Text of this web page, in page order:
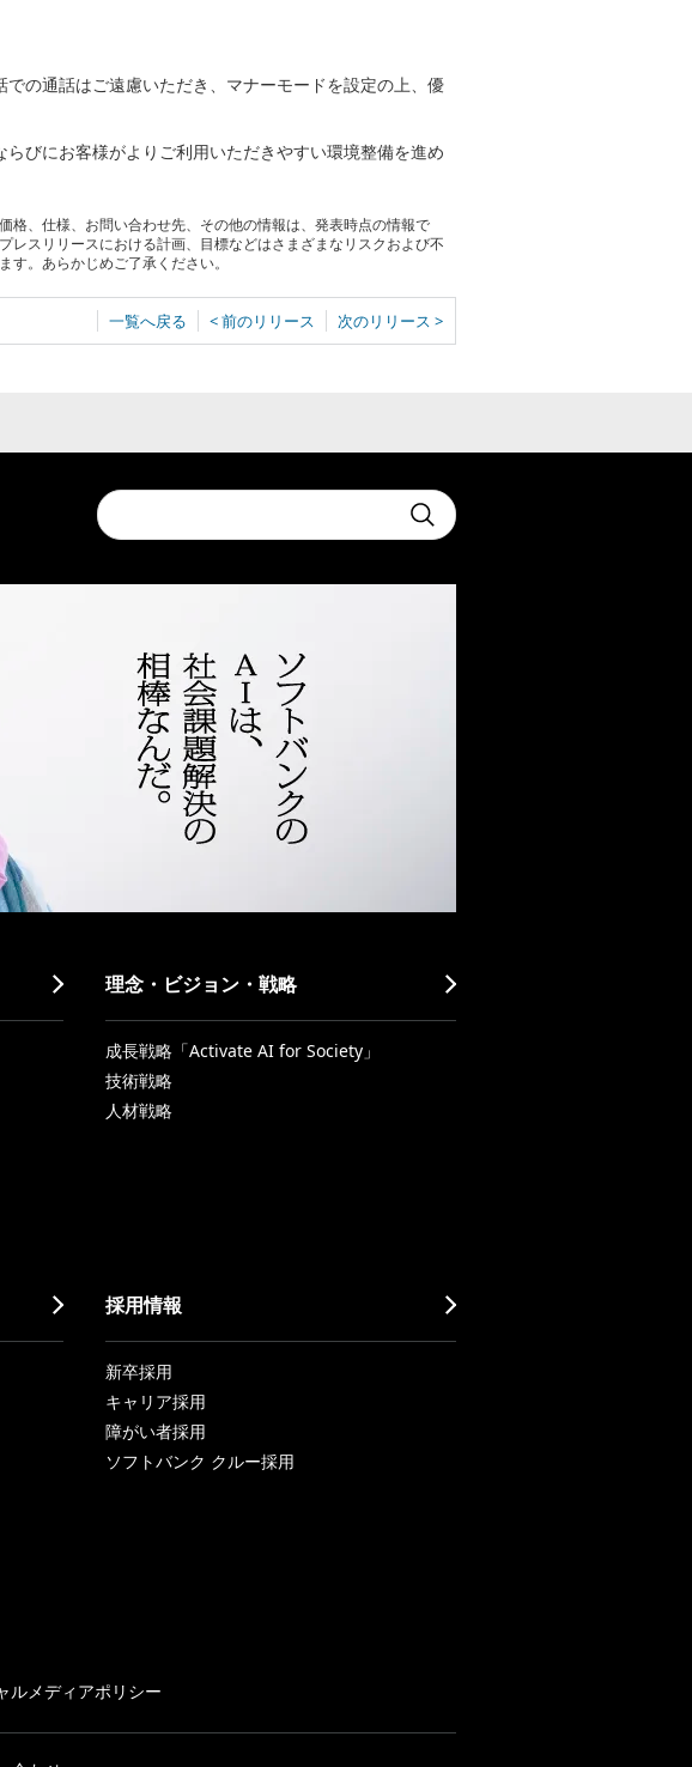
の通話はご遠慮いただき、マナーモードを設定の上、優
びにお客様がよりご利用いただきやすい環境整備を進め
格、仕様、お問い合わせ先、その他の情報は、発表時点の情報で
レスリリースにおける計画、目標などはさまざまなリスクおよび不
。あらかじめご了承ください。
一覧へ戻る < 前のリリース 次のリリース >
Conduct
a
search
Submit
理念・ビジョン・戦略
成長戦略「Activate AI for Society」
技術戦略
人材戦略
採用情報
新卒採用
キャリア採用
障がい者採用
ソフトバンク クルー採用
ルメディアポリシー